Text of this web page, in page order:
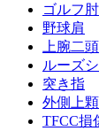
ゴルフ肘
野球肩
上腕二
ルーズ
突き指
外側上
TFCC損